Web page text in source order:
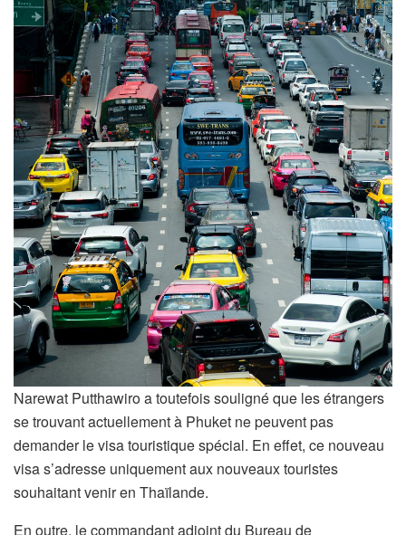
Narewat Putthawiro a toutefois souligné que les étrangers
se trouvant actuellement à Phuket ne peuvent pas
demander le visa touristique spécial. En effet, ce nouveau
visa s’adresse uniquement aux nouveaux touristes
souhaitant venir en Thaïlande.
En outre, le commandant adjoint du Bureau de